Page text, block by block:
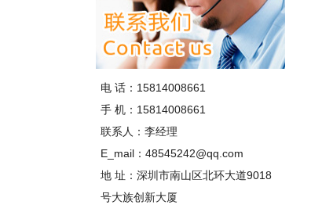
电 话：15814008661
手 机：15814008661
联系人：李经理
E_mail：48545242@qq.com
地 址：深圳市南山区北环大道9018
号大族创新大厦